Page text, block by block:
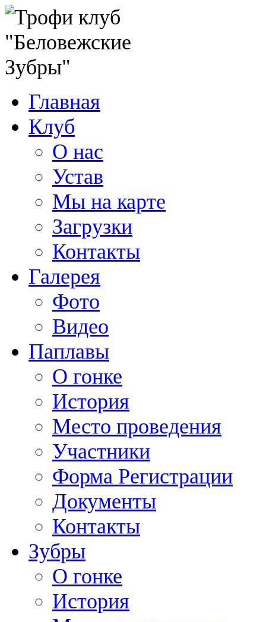
Главная
Клуб
О нас
Устав
Мы на карте
Загрузки
Контакты
Галерея
Фото
Видео
Паплавы
О гонке
История
Место проведения
Участники
Форма Регистрации
Документы
Контакты
Зубры
О гонке
История